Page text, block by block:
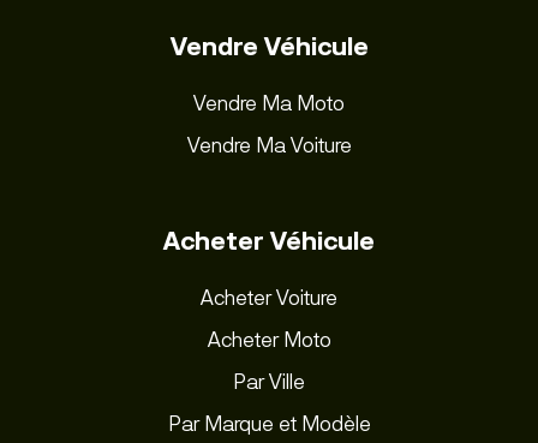
Vendre Véhicule
Vendre Ma Moto
Vendre Ma Voiture
Acheter Véhicule
Acheter Voiture
Acheter Moto
Par Ville
Par Marque et Modèle